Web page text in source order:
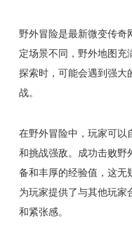
野外冒险是最新微变传奇
定场景不同，野外地图充
探索时，可能会遇到强大
战。
在野外冒险中，玩家可以
和挑战强敌。成功击败野
备和丰厚的经验值，这无
为玩家提供了与其他玩家
和紧张感。